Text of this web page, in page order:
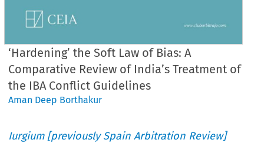
‘Hardening’ the Soft Law of Bias: A
Comparative Review of India’s Treatment of
the IBA Conflict Guidelines
Aman Deep Borthakur
Iurgium [previously Spain Arbitration Review]